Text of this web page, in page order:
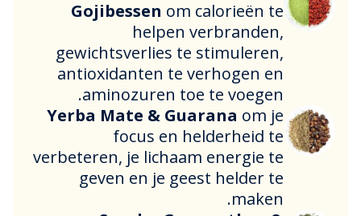
Gojibessen om calorieën te
helpen verbranden,
gewichtsverlies te stimuleren,
antioxidanten te verhogen en
aminozuren toe te voegen.
Yerba Mate & Guarana om je
focus en helderheid te
verbeteren, je lichaam energie te
geven en je geest helder te
maken.